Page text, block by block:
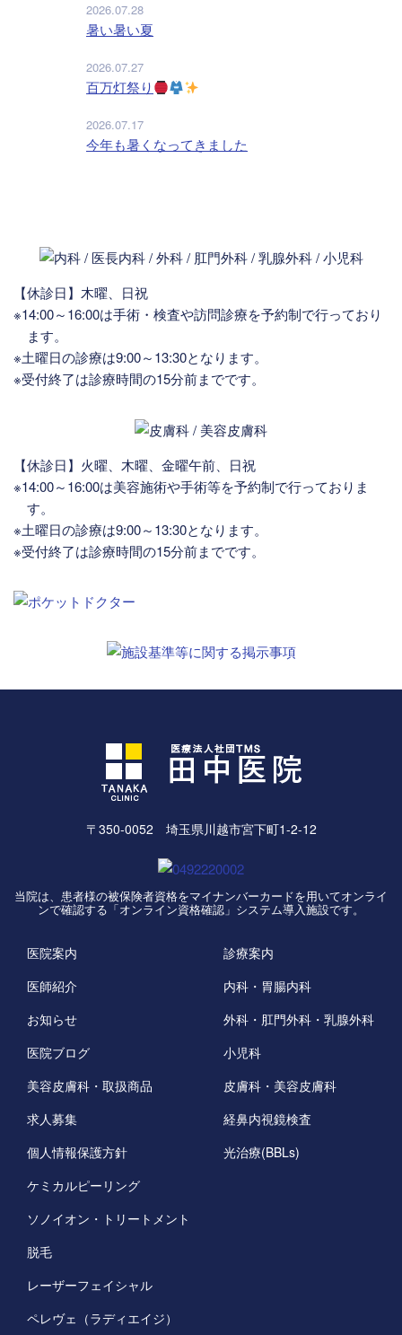
2026.07.28
暑い暑い夏
2026.07.27
百万灯祭り
2026.07.17
今年も暑くなってきました
【休診日】木曜、日祝
※14:00～16:00は手術・検査や訪問診療を予約制で行っており
ます。
※土曜日の診療は9:00～13:30となります。
※受付終了は診療時間の15分前までです。
【休診日】火曜、木曜、金曜午前、日祝
※14:00～16:00は美容施術や手術等を予約制で行っておりま
す。
※土曜日の診療は9:00～13:30となります。
※受付終了は診療時間の15分前までです。
〒350-0052 埼玉県川越市宮下町1-2-12
当院は、患者様の被保険者資格をマイナンバーカードを用いてオンライ
ンで確認する「オンライン資格確認」システム導入施設です。
医院案内
医師紹介
お知らせ
医院ブログ
美容皮膚科・取扱商品
求人募集
個人情報保護方針
診療案内
内科・胃腸内科
外科・肛門外科・乳腺外科
小児科
皮膚科・美容皮膚科
経鼻内視鏡検査
光治療(BBLs)
ケミカルピーリング
ソノイオン・トリートメント
脱毛
レーザーフェイシャル
ペレヴェ（ラディエイジ）